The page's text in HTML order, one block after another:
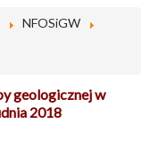
NFOSiGW
geologicznej w
2018